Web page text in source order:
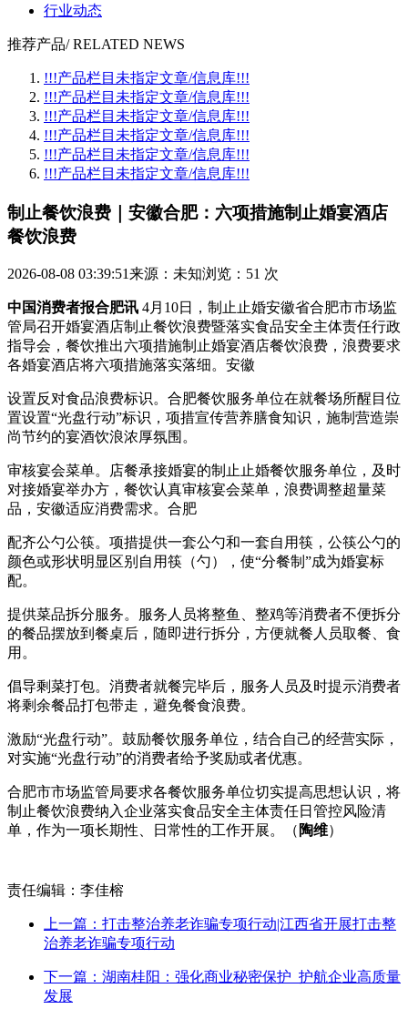
行业动态
推荐产品/ RELATED NEWS
!!!产品栏目未指定文章/信息库!!!
!!!产品栏目未指定文章/信息库!!!
!!!产品栏目未指定文章/信息库!!!
!!!产品栏目未指定文章/信息库!!!
!!!产品栏目未指定文章/信息库!!!
!!!产品栏目未指定文章/信息库!!!
制止餐饮浪费｜安徽合肥：六项措施制止婚宴酒店
餐饮浪费
2026-08-08 03:39:51来源：未知浏览：51 次
中国消费者报合肥讯 4月10日，制止止婚安徽省合肥市市场监
管局召开婚宴酒店制止餐饮浪费暨落实食品安全主体责任行政
指导会，餐饮推出六项措施制止婚宴酒店餐饮浪费，浪费要求
各婚宴酒店将六项措施落实落细。安徽
设置反对食品浪费标识。合肥餐饮服务单位在就餐场所醒目位
置设置“光盘行动”标识，项措宣传营养膳食知识，施制营造崇
尚节约的宴酒饮浪浓厚氛围。
审核宴会菜单。店餐承接婚宴的制止止婚餐饮服务单位，及时
对接婚宴举办方，餐饮认真审核宴会菜单，浪费调整超量菜
品，安徽适应消费需求。合肥
配齐公勺公筷。项措提供一套公勺和一套自用筷，公筷公勺的
颜色或形状明显区别自用筷（勺），使“分餐制”成为婚宴标
配。
提供菜品拆分服务。服务人员将整鱼、整鸡等消费者不便拆分
的餐品摆放到餐桌后，随即进行拆分，方便就餐人员取餐、食
用。
倡导剩菜打包。消费者就餐完毕后，服务人员及时提示消费者
将剩余餐品打包带走，避免餐食浪费。
激励“光盘行动”。鼓励餐饮服务单位，结合自己的经营实际，
对实施“光盘行动”的消费者给予奖励或者优惠。
合肥市市场监管局要求各餐饮服务单位切实提高思想认识，将
制止餐饮浪费纳入企业落实食品安全主体责任日管控风险清
单，作为一项长期性、日常性的工作开展。（ 陶维）
责任编辑：李佳榕
上一篇：打击整治养老诈骗专项行动|江西省开展打击整
治养老诈骗专项行动
下一篇：湖南桂阳：强化商业秘密保护 护航企业高质量
发展